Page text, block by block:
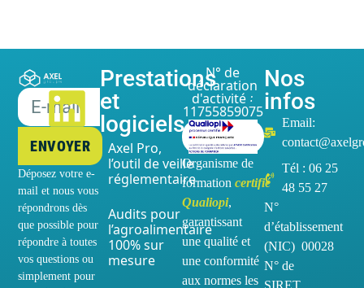
ENVOYER
Déposez votre e-
mail et nous vous
répondrons dès
que possible pour
répondre à toutes
vos questions ou
simplement pour
Prestations
et
logiciels
Axel Pro,
l’outil de veille
réglementaire
Audits pour
l’agroalimentaire
100% sur
mesure
Nos
infos
Email:
Tél : 06 25
48 55 27
N°
d’établissement
(NIC) 00028
N° de
SIRET
N° de
déclaration
d'activité :
11755859075
Organisme de
formationcertifié
Qualiopi,
garantissant
une qualité et
une conformité
aux normes les